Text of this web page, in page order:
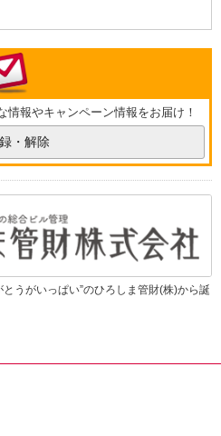
報やキャンペーン情報をお届け！
・解除
うがいっぱい”のひろしま管財(株)から誕